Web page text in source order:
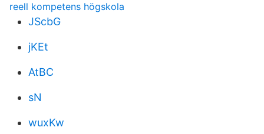
reell kompetens högskola
JScbG
jKEt
AtBC
sN
wuxKw